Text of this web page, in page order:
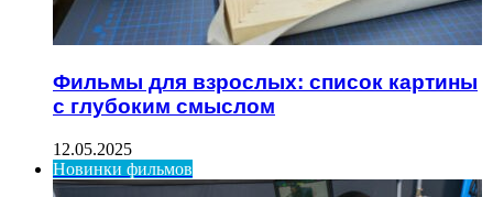
Фильмы для взрослых: список картины
с глубоким смыслом
12.05.2025
Новинки фильмов